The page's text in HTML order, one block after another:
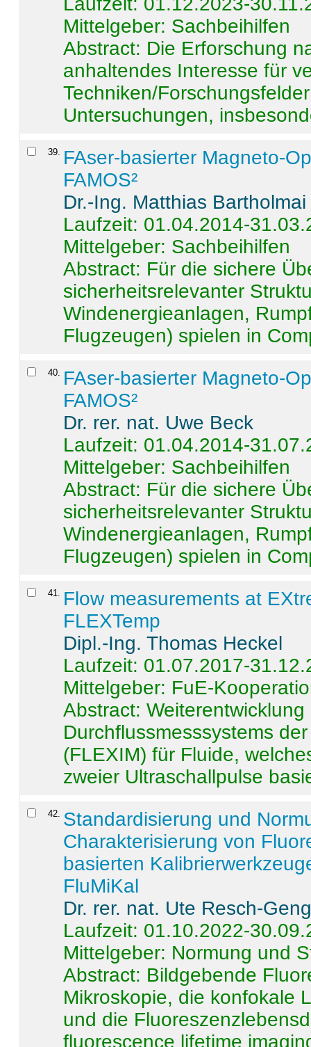
Mittelgeber: Sachbeihilfen
Abstract: Die Erforschung
anhaltendes Interesse für
Techniken/
Untersuchungen,
39. FAser-basierter Magneto-
FAMOS²
Dr.-Ing. Matthias Bartholmai
Laufzeit: 01.04.2014-
Mittelgeber: Sachbeihilfen
Abstract: Für die sichere
sicherheitsrelevanter
Windenergieanlagen,
Flugzeugen) spielen in
40. FAser-basierter Magneto-
FAMOS²
Dr. rer. nat. Uwe Beck
Laufzeit: 01.04.2014-
Mittelgeber: Sachbeihilfen
Abstract: Für die sichere
sicherheitsrelevanter
Windenergieanlagen,
Flugzeugen) spielen in
41. Flow measurements at
FLEXTemp
Dipl.-Ing. Thomas Heckel
Laufzeit: 01.07.2017-
Mittelgeber: FuE-
Abstract:
Durchflussmesssystems
(FLEXIM) für Fluide,
zweier Ultraschallpulse
42. Standardisierung und
Charakterisierung von
basierten
FluMiKal
Dr. rer. nat. Ute Resch-
Laufzeit: 01.10.2022-
Mittelgeber: Normung und
Abstract: Bildgebende
Mikroskopie, die konfokale
und die
fluorescence lifetime